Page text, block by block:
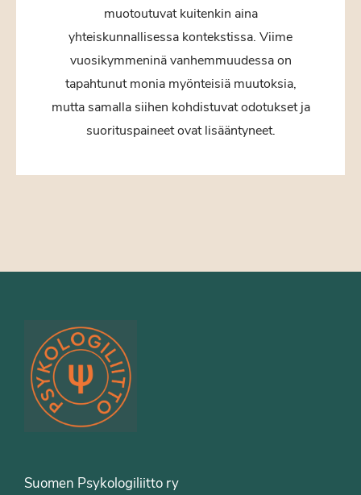
muotoutuvat kuitenkin aina
yhteiskunnallisessa kontekstissa. Viime
vuosikymmeninä vanhemmuudessa on
tapahtunut monia myönteisiä muutoksia,
mutta samalla siihen kohdistuvat odotukset ja
suorituspaineet ovat lisääntyneet.
Suomen Psykologiliitto ry